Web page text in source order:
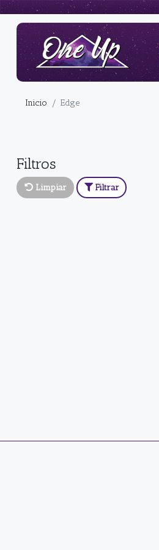
Inicio Edge
Filtros
Limpiar Filtrar